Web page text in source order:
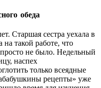
обеда
Старшая сестра уехала в
на такой работе, что
не было. Недельный
наспех
только всеядные
рецепты» уже